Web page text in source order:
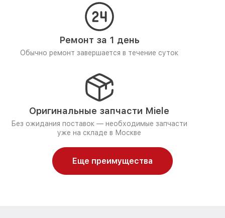
Ремонт за 1 день
Обычно ремонт завершается в течение суток
Оригинальные запчасти Miele
Без ожидания поставок — необходимые запчасти
уже на складе в Москве
Еще преимущества